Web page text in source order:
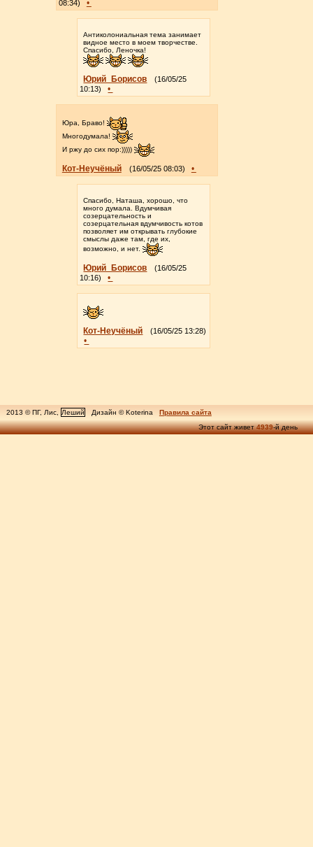
08:34) •
Антиколониальная тема занимает
видное место в моем творчестве.
Спасибо, Леночка!
Юрий_Борисов
(16/05/25
10:13)
•
Юра, Браво!
Многодумала!
И ржу до сих пор:)))))
Кот-Неучёный (16/05/25 08:03) •
Спасибо, Наташа, хорошо, что
много думала. Вдумчивая
созерцательность и
созерцательная вдумчивость котов
позволяет им открывать глубокие
смыслы даже там, где их,
возможно, и нет.
Юрий_Борисов
(16/05/25
10:16)
•
Кот-Неучёный (16/05/25 13:28)
•
2013 © ПГ, Лис, Леший Дизайн © Koterina
Правила сайта
Этот сайт живет4939-й день